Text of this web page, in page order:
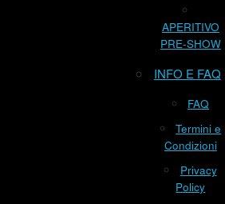
APERITIVO
PRE-SHOW
INFO E FAQ
FAQ
Termini e
Condizioni
Privacy
Policy